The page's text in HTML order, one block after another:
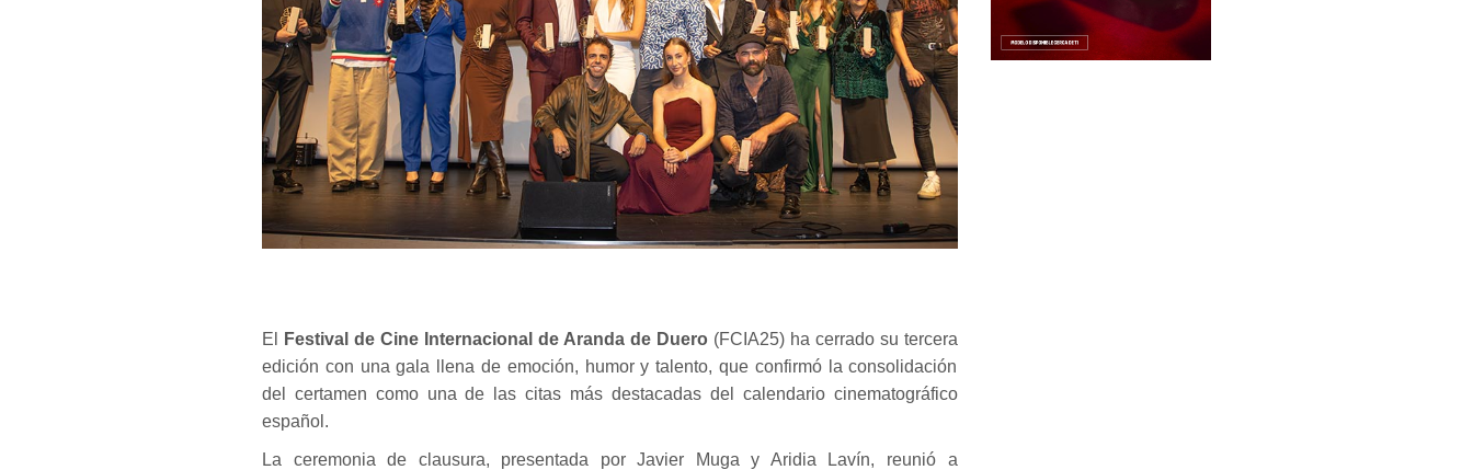
El Festival de Cine Internacional de Aranda de Duero (FCIA25) ha cerrado su tercera
edición con una gala llena de emoción, humor y talento, que confirmó la consolidación
del certamen como una de las citas más destacadas del calendario cinematográfico
español.
La ceremonia de clausura, presentada por Javier Muga y Aridia Lavín, reunió a